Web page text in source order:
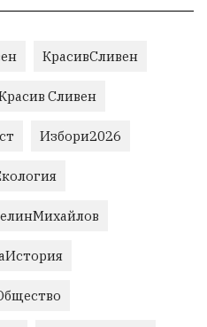
КрасивСливен
Сливен
Избори2026